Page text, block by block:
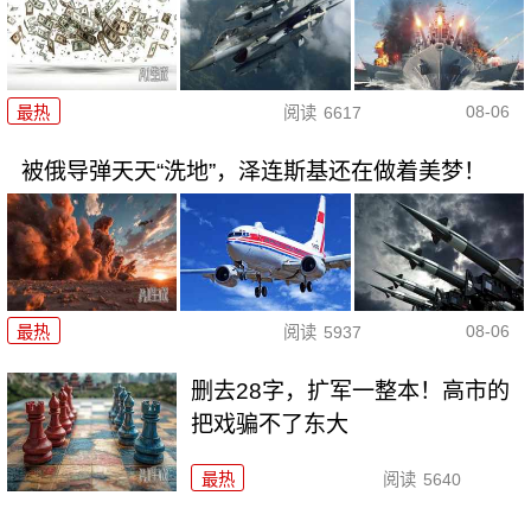
最热 阅读 6617 08-06
被俄导弹天天“洗地”，泽连斯基还在做着美梦！
最热 阅读 5937 08-06
删去28字，扩军一整本！高市的
把戏骗不了东大
最热 阅读 5640